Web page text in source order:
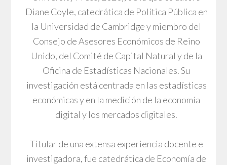
Diane Coyle, catedrática de Política Pública en
la Universidad de Cambridge y miembro del
Consejo de Asesores Económicos de Reino
Unido, del Comité de Capital Natural y de la
Oficina de Estadísticas Nacionales. Su
investigación está centrada en las estadísticas
económicas y en la medición de la economía
digital y los mercados digitales.
Titular de una extensa experiencia docente e
investigadora, fue catedrática de Economía de